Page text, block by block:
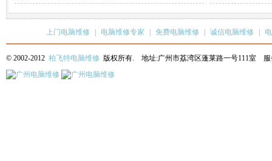
上门电脑维修 电脑维修专家 免费电脑维修 诚信电脑维修
© 2002-2012 柏飞特电脑维修 版权所有. 地址:广州市荔湾区蓬莱路一号111室 服